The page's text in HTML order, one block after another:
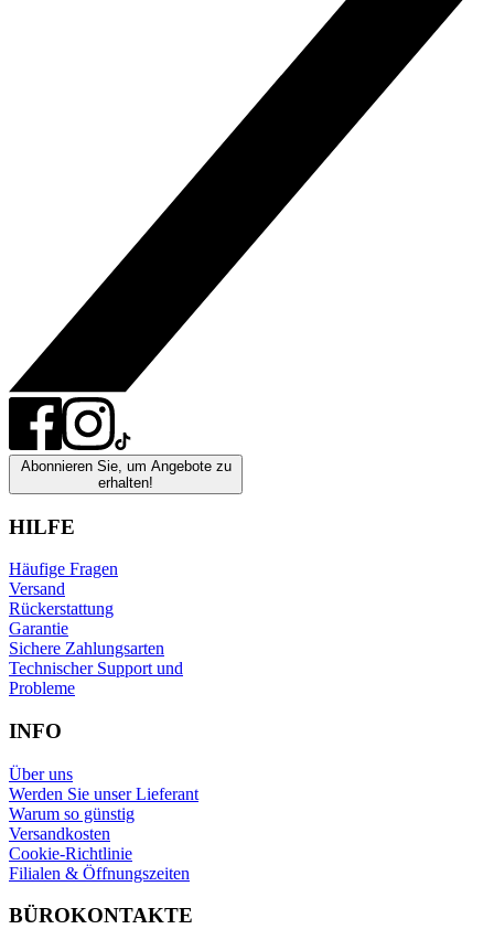
Abonnieren Sie, um Angebote zu
erhalten!
HILFE
Häufige Fragen
Versand
Rückerstattung
Garantie
Sichere Zahlungsarten
Technischer Support und
Probleme
INFO
Über uns
Werden Sie unser Lieferant
Warum so günstig
Versandkosten
Cookie-Richtlinie
Filialen & Öffnungszeiten
BÜROKONTAKTE